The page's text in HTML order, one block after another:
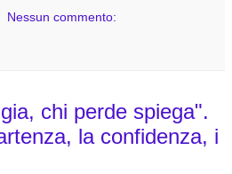
Nessun commento:
chi perde spiega".
la confidenza, i